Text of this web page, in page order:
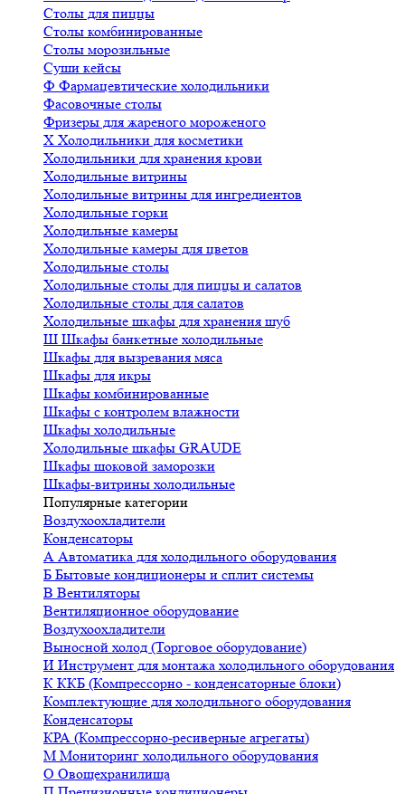
Столы для пиццы
Столы комбинированные
Столы морозильные
Суши кейсы
Ф Фармацевтические холодильники
Фасовочные столы
Фризеры для жареного мороженого
Х Холодильники для косметики
Холодильники для хранения крови
Холодильные витрины
Холодильные витрины для ингредиентов
Холодильные горки
Холодильные камеры
Холодильные камеры для цветов
Холодильные столы
Холодильные столы для пиццы и салатов
Холодильные столы для салатов
Холодильные шкафы для хранения шуб
Ш Шкафы банкетные холодильные
Шкафы для вызревания мяса
Шкафы для икры
Шкафы комбинированные
Шкафы с контролем влажности
Шкафы холодильные
Холодильные шкафы GRAUDE
Шкафы шоковой заморозки
Шкафы-витрины холодильные
Популярные категории
Воздухоохладители
Конденсаторы
А Автоматика для холодильного оборудования
Б Бытовые кондиционеры и сплит системы
В Вентиляторы
Вентиляционное оборудование
Воздухоохладители
Выносной холод (Торговое оборудование)
И Инструмент для монтажа холодильного оборудования
К ККБ (Компрессорно - конденсаторные блоки)
Комплектующие для холодильного оборудования
Конденсаторы
КРА (Компрессорно-ресиверные агрегаты)
М Мониторинг холодильного оборудования
О Овощехранилища